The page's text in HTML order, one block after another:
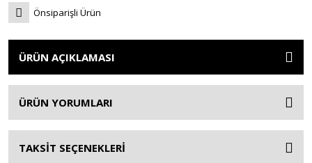
Önsiparişli Ürün
ÜRÜN AÇIKLAMASI
ÜRÜN YORUMLARI
TAKSİT SEÇENEKLERİ